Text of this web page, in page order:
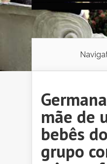
mãe de
bebês
grupo